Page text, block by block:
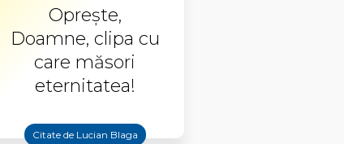
Oprește,
Doamne, clipa cu
care măsori
eternitatea!
Citate de Lucian Blaga